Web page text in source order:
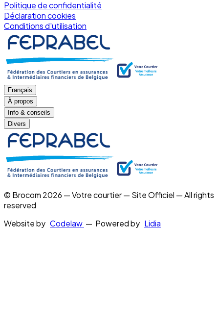
Politique de confidentialité
Déclaration cookies
Conditions d'utilisation
Français
À propos
Info & conseils
Divers
© Brocom 2026 — Votre courtier — Site Officiel — All rights
reserved
Website by Codelaw — Powered by Lidia